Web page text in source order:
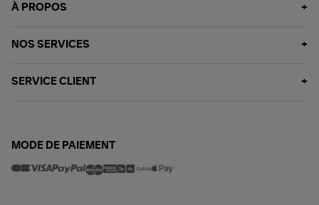
À PROPOS
NOS SERVICES
SERVICE CLIENT
MODE DE PAIEMENT